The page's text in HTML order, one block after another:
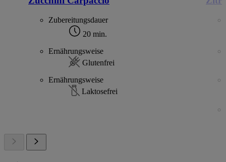
Zubereitungsdauer
20 min.
Ernährungsweise
Glutenfrei
Ernährungsweise
Laktosefrei